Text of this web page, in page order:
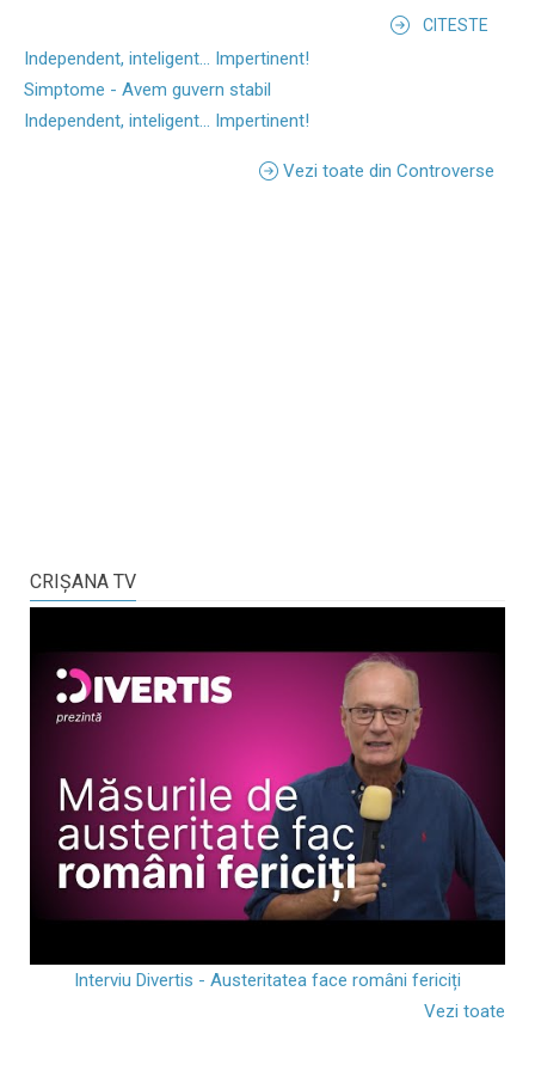
CITESTE
Independent, inteligent... Impertinent!
Simptome - Avem guvern stabil
Independent, inteligent... Impertinent!
Vezi toate din Controverse
CRIŞANA TV
Interviu Divertis - Austeritatea face români fericiți
Vezi toate